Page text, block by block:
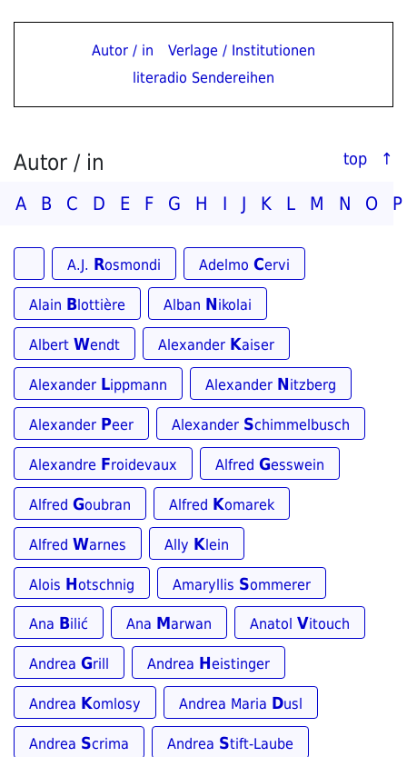
Autor / in
Verlage / Institutionen
literadio Sendereihen
Autor / in top ↑
A B C D E F G H I J K L M N O P
A.J. Rosmondi Adelmo Cervi
Alain Blottière Alban Nikolai
Albert Wendt Alexander Kaiser
Alexander Lippmann Alexander Nitzberg
Alexander Peer Alexander Schimmelbusch
Alexandre Froidevaux Alfred Gesswein
Alfred Goubran Alfred Komarek
Alfred Warnes Ally Klein
Alois Hotschnig Amaryllis Sommerer
Ana Bilić Ana M arwan Anatol Vitouch
Andrea Grill Andrea H eistinger
Andrea Komlosy Andrea Maria Dusl
Andrea Scrima Andrea Stift-Laube